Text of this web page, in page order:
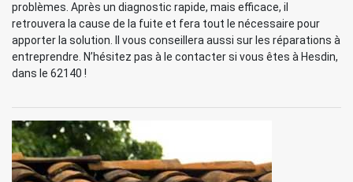
problèmes. Après un diagnostic rapide, mais efficace, il
retrouvera la cause de la fuite et fera tout le nécessaire pour
apporter la solution. Il vous conseillera aussi sur les réparations à
entreprendre. N’hésitez pas à le contacter si vous êtes à Hesdin,
dans le 62140 !